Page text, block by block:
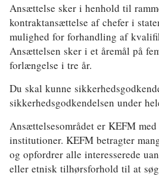
Ansættelse sker i henhold til
kontraktansættelse af chefer i
mulighed for forhandling af
Ansættelsen sker i et åremål på
forlængelse i tre år.
Du skal kunne
sikkerhedsgodkendelsen under
Ansættelsesområdet er KEFM
institutioner. KEFM betragter
og opfordrer alle interesserede
eller etnisk tilhørsforhold til at